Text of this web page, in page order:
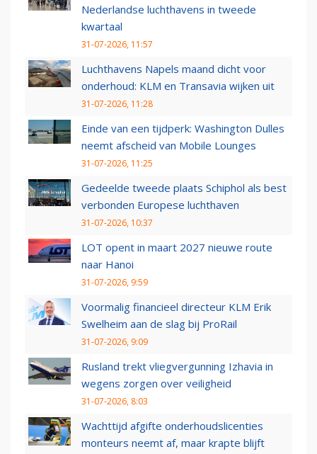
Nederlandse luchthavens in tweede
kwartaal
31-07-2026, 11:57
Luchthavens Napels maand dicht voor
onderhoud: KLM en Transavia wijken uit
31-07-2026, 11:28
Einde van een tijdperk: Washington Dulles
neemt afscheid van Mobile Lounges
31-07-2026, 11:25
Gedeelde tweede plaats Schiphol als best
verbonden Europese luchthaven
31-07-2026, 10:37
LOT opent in maart 2027 nieuwe route
naar Hanoi
31-07-2026, 9:59
Voormalig financieel directeur KLM Erik
Swelheim aan de slag bij ProRail
31-07-2026, 9:09
Rusland trekt vliegvergunning Izhavia in
wegens zorgen over veiligheid
31-07-2026, 8:03
Wachttijd afgifte onderhoudslicenties
monteurs neemt af, maar krapte blijft